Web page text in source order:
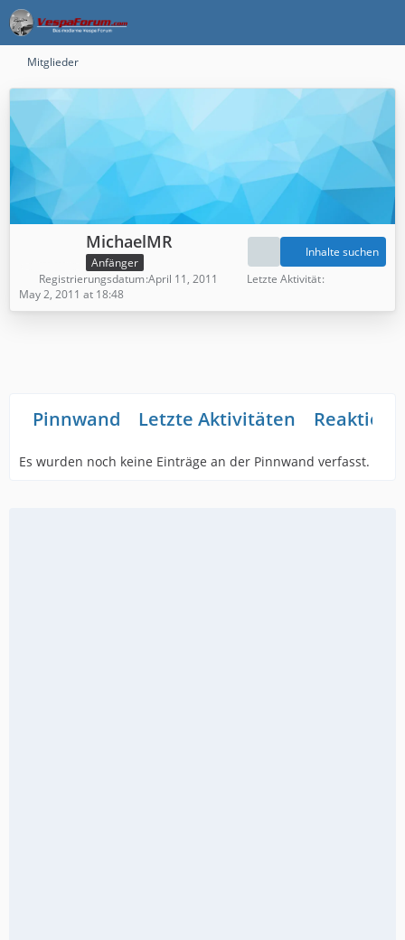
Mitglieder
MichaelMR
Anfänger
Inhalte suchen
Registrierungsdatum April 11, 2011
Letzte Aktivität
May 2, 2011 at 18:48
Pinnwand Letzte Aktivitäten
Es wurden noch keine Einträge an der Pinnwand verfasst.